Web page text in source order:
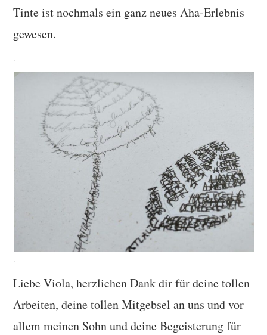
Tinte ist nochmals ein ganz neues Aha-Erlebnis
gewesen.
.
.
Liebe Viola, herzlichen Dank dir für deine tollen
Arbeiten, deine tollen Mitgebsel an uns und vor
allem meinen Sohn und deine Begeisterung für